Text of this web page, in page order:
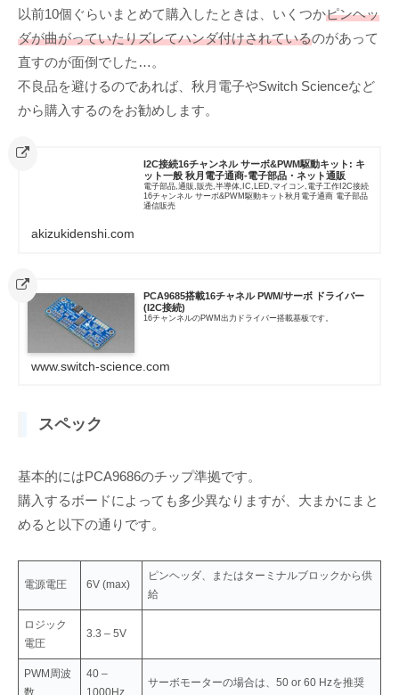
以前10個ぐらいまとめて購入したときは、いくつかピンヘッ
ダが曲がっていたりズレてハンダ付けされているのがあって
直すのが面倒でした…。
不良品を避けるのであれば、秋月電子やSwitch Scienceなど
から購入するのをお勧めします。
I2C接続16チャンネル サーボ&PWM駆動キット: キ
ット一般 秋月電子通商-電子部品・ネット通販
電子部品,通販,販売,半導体,IC,LED,マイコン,電子工作I2C接続
16チャンネル サーボ&PWM駆動キット秋月電子通商 電子部品
通信販売
akizukidenshi.com
PCA9685搭載16チャネル PWM/サーボ ドライバー
(I2C接続)
16チャンネルのPWM出力ドライバー搭載基板です。
www.switch-science.com
スペック
基本的にはPCA9686のチップ準拠です。
購入するボードによっても多少異なりますが、大まかにまと
めると以下の通りです。
電源電圧 6V (max)
ピンヘッダ、またはターミナルブロックから供
給
ロジック
電圧
3.3 – 5V
PWM周波
数
40 –
1000Hz
サーボモーターの場合は、50 or 60 Hzを推奨